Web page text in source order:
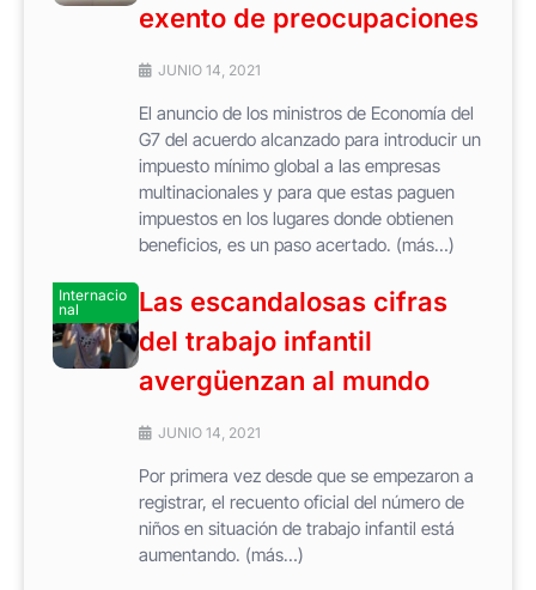
exento de preocupaciones
JUNIO 14, 2021
El anuncio de los ministros de Economía del
G7 del acuerdo alcanzado para introducir un
impuesto mínimo global a las empresas
multinacionales y para que estas paguen
impuestos en los lugares donde obtienen
beneficios, es un paso acertado. (más…)
Internacio
nal
Las escandalosas cifras
del trabajo infantil
avergüenzan al mundo
JUNIO 14, 2021
Por primera vez desde que se empezaron a
registrar, el recuento oficial del número de
niños en situación de trabajo infantil está
aumentando. (más…)